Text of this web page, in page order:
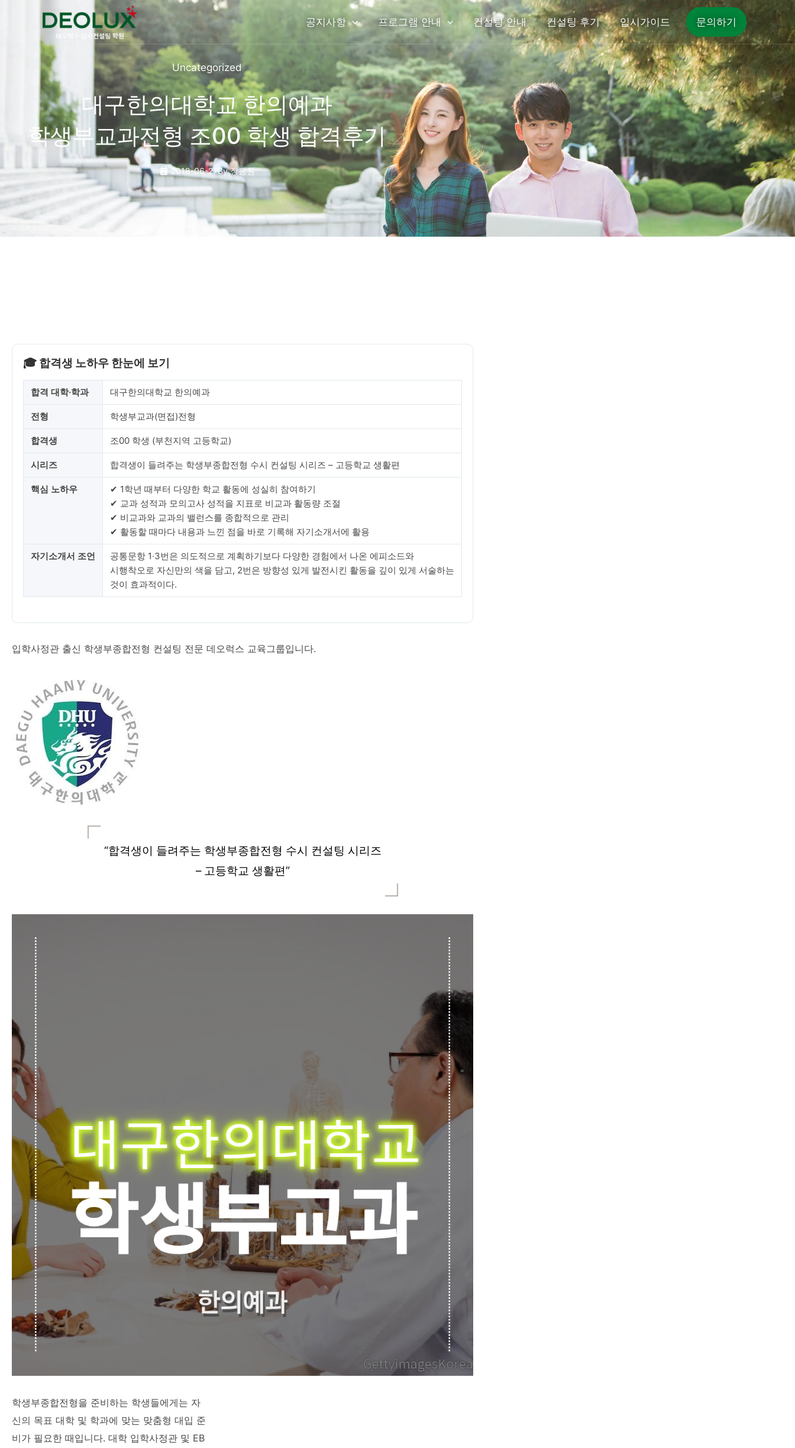
공지사항 프로그램 안내 컨설팅 안내 컨설팅 후기 입시가이드 문의하기
Uncategorized
대구한의대학교 한의예과
학생부교과전형 조00 학생 합격후기
2018-06-27By장광원
🎓 합격생 노하우 한눈에 보기
합격 대학·학과 대구한의대학교 한의예과
전형 학생부교과(면접)전형
합격생 조00 학생 (부천지역 고등학교)
시리즈 합격생이 들려주는 학생부종합전형 수시 컨설팅 시리즈 – 고등학교 생활편
핵심 노하우
✔ 1학년 때부터 다양한 학교 활동에 성실히 참여하기
✔ 교과 성적과 모의고사 성적을 지표로 비교과 활동량 조절
✔ 비교과와 교과의 밸런스를 종합적으로 관리
✔ 활동할 때마다 내용과 느낀 점을 바로 기록해 자기소개서에 활용
자기소개서 조언
공통문항 1·3번은 의도적으로 계획하기보다 다양한 경험에서 나온 에피소드와
시행착오로 자신만의 색을 담고, 2번은 방향성 있게 발전시킨 활동을 깊이 있게 서술하는
것이 효과적이다.
입학사정관 출신 학생부종합전형 컨설팅 전문 데오럭스 교육그룹입니다.
“합격생이 들려주는 학생부종합전형 수시 컨설팅 시리즈
– 고등학교 생활편”
학생부종합전형을 준비하는 학생들에게는 자
신의 목표 대학 및 학과에 맞는 맞춤형 대입 준
비가 필요한 때입니다. 대학 입학사정관 및 EB